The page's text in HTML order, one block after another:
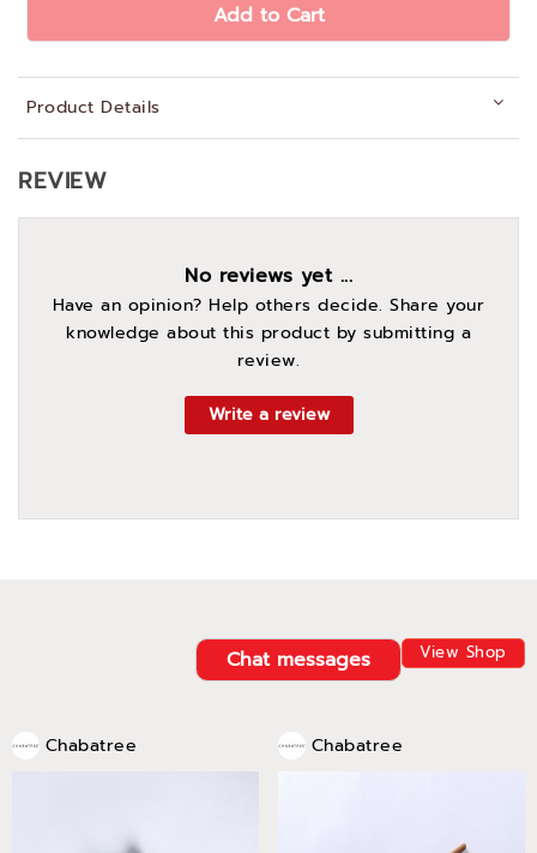
Add to Cart
Product Details
View Shop
Chat messages
Chabatree Chabatree
REVIEW
No reviews yet ...
Have an opinion? Help others decide. Share your
knowledge about this product by submitting a
review.
Write a review